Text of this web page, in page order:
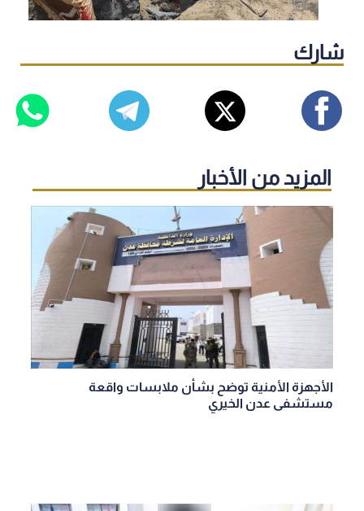
شارك
المزيد من الأخبار
الأجهزة الأمنية توضح بشأن ملابسات واقعة
مستشفى عدن الخيري